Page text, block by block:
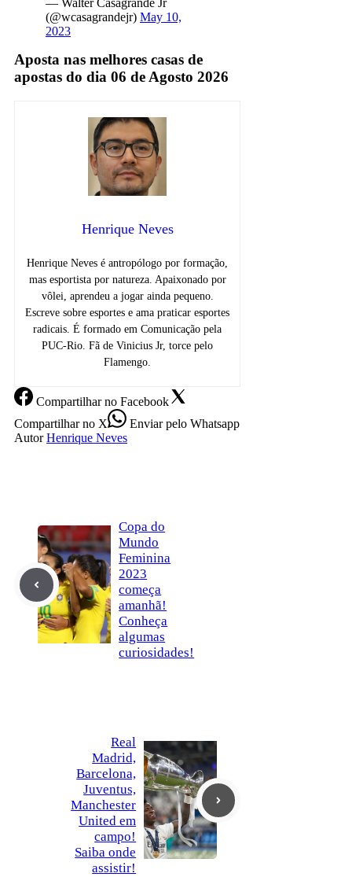
— Walter Casagrande Jr
(@wcasagrandejr) May 10,
2023
Aposta nas melhores casas de
apostas do dia 06 de Agosto 2026
Henrique Neves
Henrique Neves é antropólogo por formação,
mas esportista por natureza. Apaixonado por
vôlei, aprendeu a jogar ainda pequeno.
Escreve sobre esportes e ama praticar esportes
radicais. É formado em Comunicação pela
PUC-Rio. Fã de Vinicius Jr, torce pelo
Flamengo.
Compartilharno Facebook
Compartilharno X Enviarpelo Whatsapp
Autor Henrique Neves
Copa do
Mundo
Feminina
2023
começa
amanhã!
Conheça
algumas
curiosidades!
Real
Madrid,
Barcelona,
Juventus,
Manchester
United em
campo!
Saiba onde
assistir!